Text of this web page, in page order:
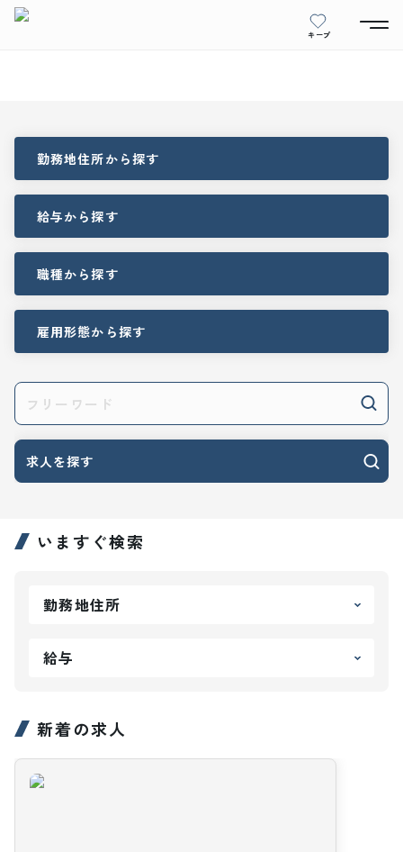
キープ
勤務地住所から探す
給与から探す
職種から探す
雇用形態から探す
求人を探す
いますぐ検索
勤務地住所
給与
新着の求人